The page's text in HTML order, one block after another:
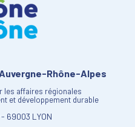
Rhône-Alpes
les affaires régionales
et développement durable
69003 LYON